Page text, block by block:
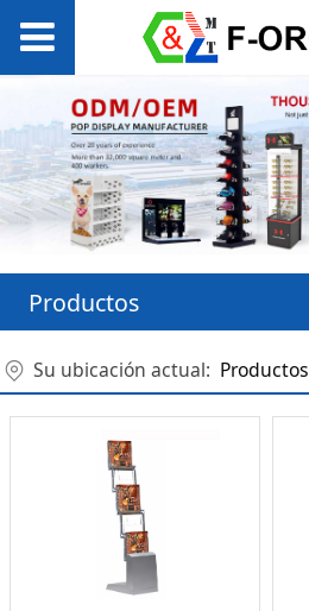
Productos
Su ubicación actual: Productos